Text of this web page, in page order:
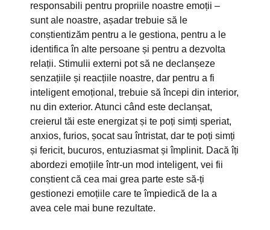
responsabili pentru propriile noastre emoții –
sunt ale noastre, așadar trebuie să le
conștientizăm pentru a le gestiona, pentru a le
identifica în alte persoane și pentru a dezvolta
relații. Stimulii externi pot să ne declanșeze
senzațiile și reacțiile noastre, dar pentru a fi
inteligent emoțional, trebuie să începi din interior,
nu din exterior. Atunci când este declanșat,
creierul tăi este energizat și te poți simți speriat,
anxios, furios, șocat sau întristat, dar te poți simți
și fericit, bucuros, entuziasmat și împlinit. Dacă îți
abordezi emoțiile într-un mod inteligent, vei fii
conștient că cea mai grea parte este să-ți
gestionezi emoțiile care te împiedică de la a
avea cele mai bune rezultate.